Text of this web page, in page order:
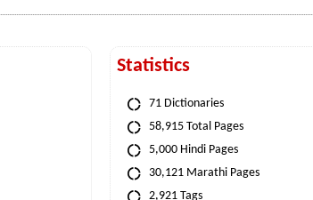
Statistics
71 Dictionaries
58,915 Total Pages
5,000 Hindi Pages
30,121 Marathi Pages
2,921 Tags